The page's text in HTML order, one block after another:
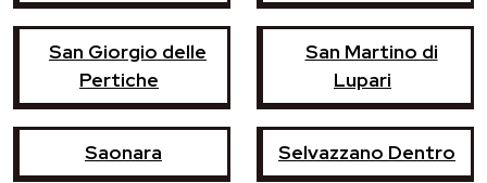
San Giorgio delle
Pertiche
San Martino di
Lupari
Saonara Selvazzano Dentro